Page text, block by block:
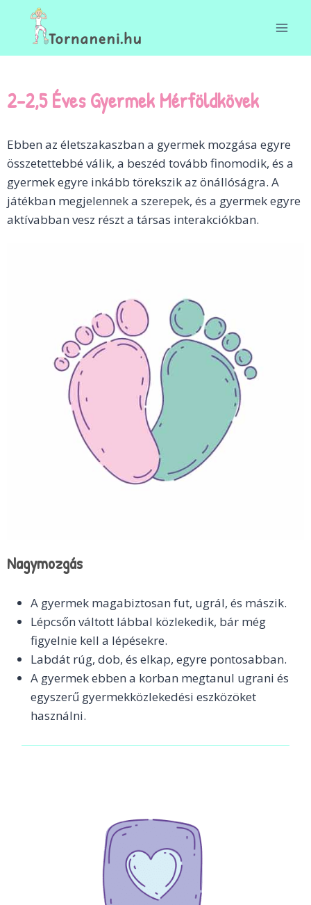
2-2,5 Éves Gyermek Mérföldkövek
Ebben az életszakaszban a gyermek mozgása egyre
összetettebbé válik, a beszéd tovább finomodik, és a
gyermek egyre inkább törekszik az önállóságra. A
játékban megjelennek a szerepek, és a gyermek egyre
aktívabban vesz részt a társas interakciókban.
Nagymozgás​
A gyermek magabiztosan fut, ugrál, és mászik.
Lépcsőn váltott lábbal közlekedik, bár még
figyelnie kell a lépésekre.
Labdát rúg, dob, és elkap, egyre pontosabban.
A gyermek ebben a korban megtanul ugrani és
egyszerű gyermekközlekedési eszközöket
használni.